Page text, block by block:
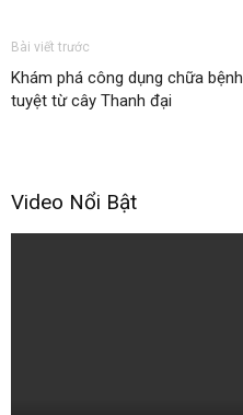
Bài viết trước
Khám phá công dụng chữa bệnh
tuyệt từ cây Thanh đại
Video Nổi Bật